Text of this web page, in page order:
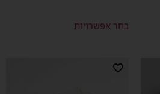
בחר אפשרויות